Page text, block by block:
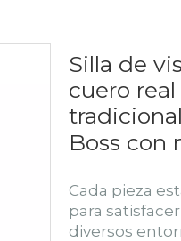
Silla de
cuero
Boss con
Cada pieza
para
diversos